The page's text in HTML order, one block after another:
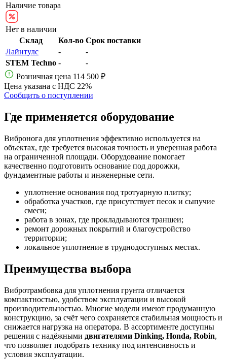
Наличие товара
Нет в наличии
Склад
Кол-во Срок поставки
Лайнтулс
-
-
STEM Techno -
-
Розничная цена 114 500 ₽
Цена указана с НДС 22%
Сообщить о поступлении
Где применяется оборудование
Вибронога для уплотнения эффективно используется на
объектах, где требуется высокая точность и уверенная работа
на ограниченной площади. Оборудование помогает
качественно подготовить основание под дорожки,
фундаментные работы и инженерные сети.
уплотнение основания под тротуарную плитку;
обработка участков, где присутствует песок и сыпучие
смеси;
работа в зонах, где прокладываются траншеи;
ремонт дорожных покрытий и благоустройство
территории;
локальное уплотнение в труднодоступных местах.
Преимущества выбора
Вибротрамбовка для уплотнения грунта отличается
компактностью, удобством эксплуатации и высокой
производительностью. Многие модели имеют продуманную
конструкцию, за счёт чего сохраняется стабильная мощность и
снижается нагрузка на оператора. В ассортименте доступны
решения с надёжными двигателями Dinking, Honda, Robin,
что позволяет подобрать технику под интенсивность и
условия эксплуатации.